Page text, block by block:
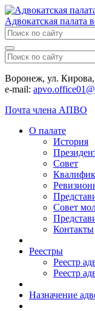
Адвокатская палата
Воронеж, ул.
e-mail:
Почта члена АПВО
О палате
История
Совет
Совет
Контакты
Реестры
Реестр
Реестр
Назначение